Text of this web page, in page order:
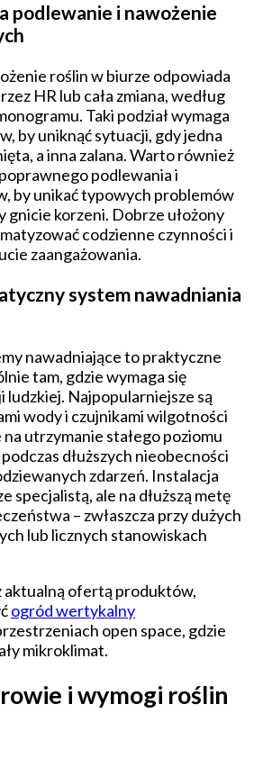
podlewanie i nawożenie
roślin w biurze odpowiada
HR lub cała zmiana, według
Taki podział wymaga
by uniknąć sytuacji, gdy jedna
a inna zalana. Warto również
podlewania i
by unikać typowych problemów
gnicie korzeni. Dobrze ułożony
codzienne czynności i
zaangażowania.
system nawadniania
nawadniające to praktyczne
tam, gdzie wymaga się
ludzkiej. Najpopularniejsze są
wody i czujnikami wilgotności
utrzymanie stałego poziomu
dłuższych nieobecności
zdarzeń. Instalacja
specjalistą, ale na dłuższą metę
– zwłaszcza przy dużych
lub licznych stanowiskach
aktualną ofertą produktów,
ogród wertykalny
open space, gdzie
mikroklimat.
i wymogi roślin